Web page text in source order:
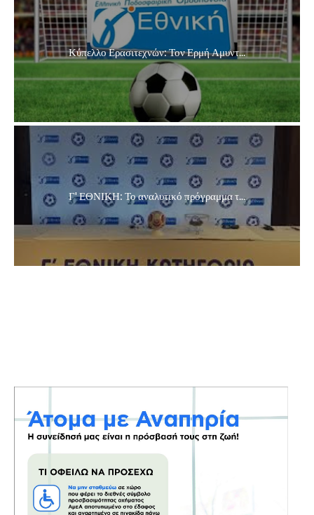
Κύπελλο Ερασιτεχνών: Τον Ερμή Αμυντ...
Γ' ΕΘΝΙΚΗ: Το αναλυτικό πρόγραμμα τ...